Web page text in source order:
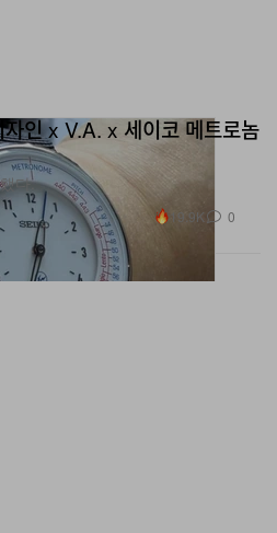
인 x V.A. x 세이코 메트로놈
다.
19.9K 0